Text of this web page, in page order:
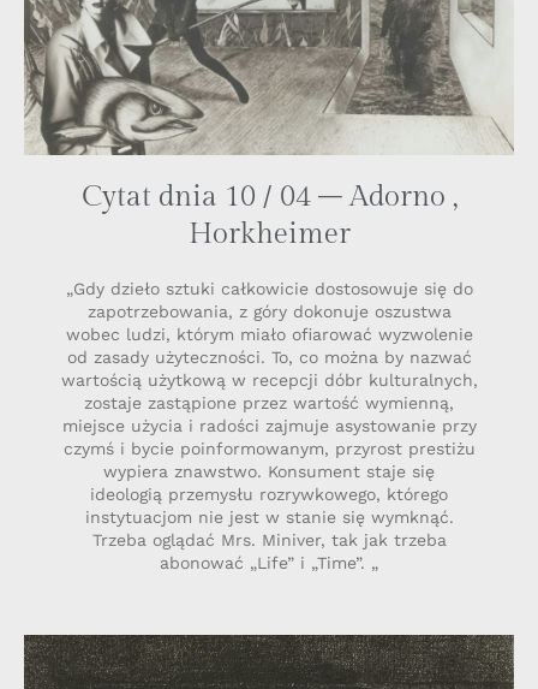
Cytat dnia 10 / 04 – Adorno ,
Horkheimer
„Gdy dzieło sztuki całkowicie dostosowuje się do
zapotrzebowania, z góry dokonuje oszustwa
wobec ludzi, którym miało ofiarować wyzwolenie
od zasady użyteczności. To, co można by nazwać
wartością użytkową w recepcji dóbr kulturalnych,
zostaje zastąpione przez wartość wymienną,
miejsce użycia i radości zajmuje asystowanie przy
czymś i bycie poinformowanym, przyrost prestiżu
wypiera znawstwo. Konsument staje się
ideologią przemysłu rozrywkowego, którego
instytuacjom nie jest w stanie się wymknąć.
Trzeba oglądać Mrs. Miniver, tak jak trzeba
abonować „Life” i „Time”. „